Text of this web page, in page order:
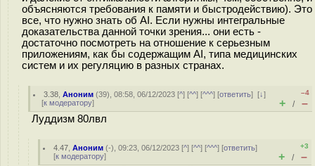
объясняются требования к памяти и быстродействию). Это
все, что нужно знать об AI. Если нужны интегральные
доказательства данной точки зрения... они есть -
достаточно посмотреть на отношение к серьезным
приложениям, как бы содержащим AI, типа медицинских
систем и их регуляцию в разных странах.
3.38 ,Аноним (39), 08:58, 06/12/2023 [^] [^^] [^^^] [ответить][↓]
[к модератору]
–4
+ / –
Луддизм 80лвл
4.47 ,Аноним (-), 09:23, 06/12/2023 [^] [^^] [^^^] [ответить]
[к модератору]
+3
+ / –